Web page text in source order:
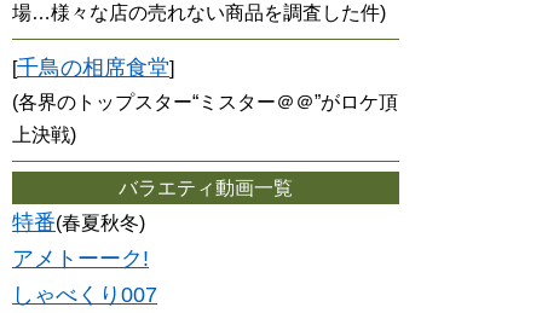
場…様々な店の売れない商品を調査した件)
[千鳥の相席食堂]
(各界のトップスター“ミスター＠＠”がロケ頂
上決戦)
バラエティ動画一覧
特番(春夏秋冬)
アメトーーク!
しゃべくり007